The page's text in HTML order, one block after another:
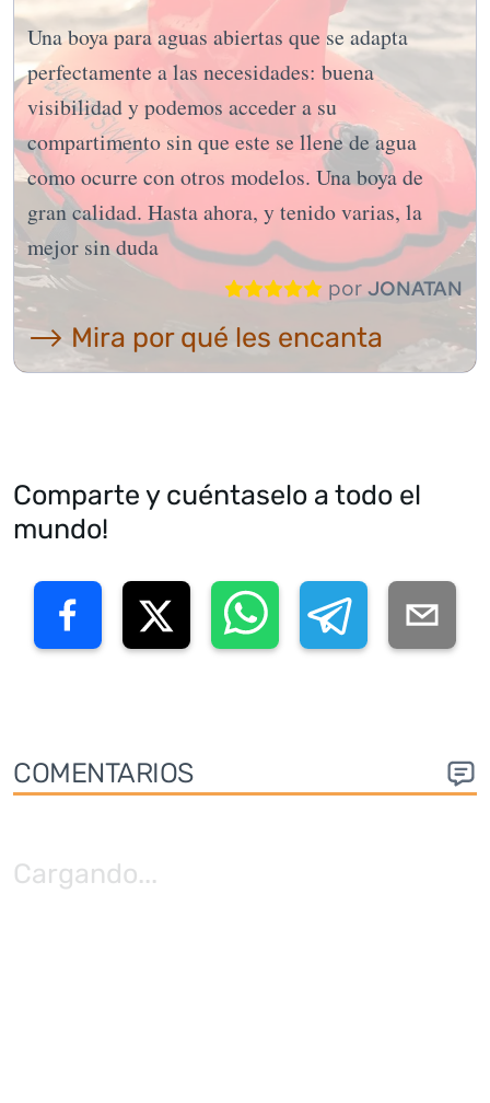
Una boya para aguas abiertas que se adapta
perfectamente a las necesidades: buena
visibilidad y podemos acceder a su
compartimento sin que este se llene de agua
como ocurre con otros modelos. Una boya de
gran calidad. Hasta ahora, y tenido varias, la
mejor sin duda
por JONATAN
⟶ Mira por qué les encanta
Comparte y cuéntaselo a todo el
mundo!
COMENTARIOS
Cargando...